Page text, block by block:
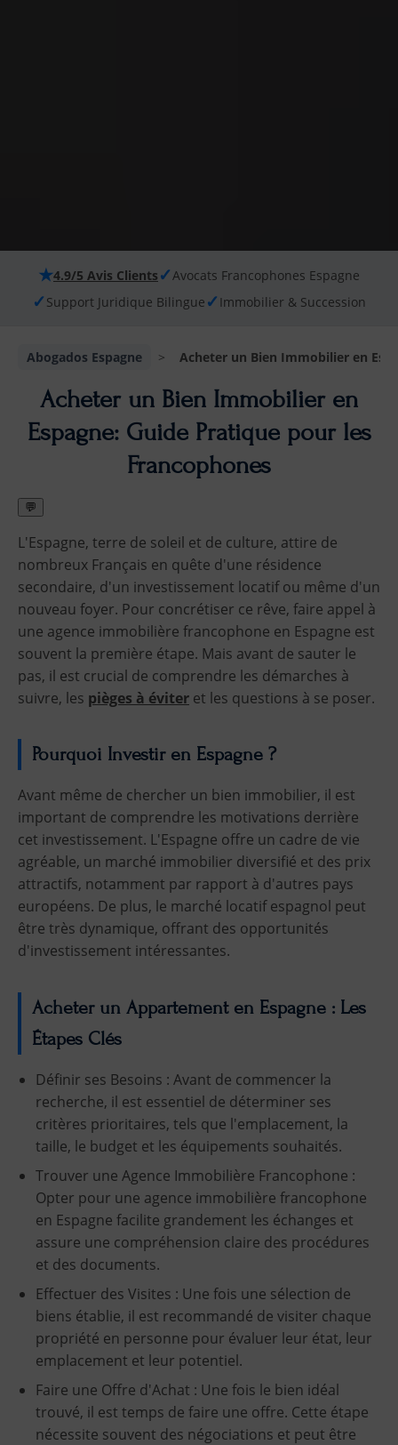
★4.9/5 Avis Clients ✓Avocats Francophones Espagne
✓ Support Juridique Bilingue ✓ Immobilier & Succession
Abogados Espagne > Acheter un Bien Immobilier en
Acheter un Bien Immobilier en
Espagne: Guide Pratique pour les
Francophones
💬
L'Espagne, terre de soleil et de culture, attire de
nombreux Français en quête d'une résidence
secondaire, d'un investissement locatif ou même d'un
nouveau foyer. Pour concrétiser ce rêve, faire appel à
une agence immobilière francophone en Espagne est
souvent la première étape. Mais avant de sauter le
pas, il est crucial de comprendre les démarches à
suivre, les pièges à éviter et les questions à se poser.
Pourquoi Investir en Espagne ?
Avant même de chercher un bien immobilier, il est
important de comprendre les motivations derrière
cet investissement. L'Espagne offre un cadre de vie
agréable, un marché immobilier diversifié et des prix
attractifs, notamment par rapport à d'autres pays
européens. De plus, le marché locatif espagnol peut
être très dynamique, offrant des opportunités
d'investissement intéressantes.
Acheter un Appartement en Espagne : Les
Étapes Clés
Définir ses Besoins : Avant de commencer la
recherche, il est essentiel de déterminer ses
critères prioritaires, tels que l'emplacement, la
taille, le budget et les équipements souhaités.
Trouver une Agence Immobilière Francophone :
Opter pour une agence immobilière francophone
en Espagne facilite grandement les échanges et
assure une compréhension claire des procédures
et des documents.
Effectuer des Visites : Une fois une sélection de
biens établie, il est recommandé de visiter chaque
propriété en personne pour évaluer leur état, leur
emplacement et leur potentiel.
Faire une Offre d'Achat : Une fois le bien idéal
trouvé, il est temps de faire une offre. Cette étape
nécessite souvent des négociations et peut être